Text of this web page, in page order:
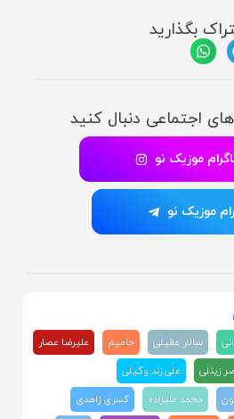
بگذارید
اجتماعی دنبال کنید
موزیک نو
موزیک نو
سالار عقیلی حامیم
علیرضا عصار
زینلی
علی زند وکیلی
محمد علیزاده
کسری زاهدی